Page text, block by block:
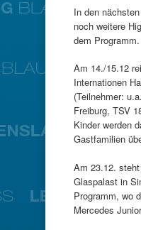
In den
noch weitere
dem Programm.
Am 14./15.12
Internationen
(Teilnehmer:
Freiburg, TSV
Kinder werden
Gastfamilien
Am 23.12.
Glaspalast in
Programm, wo
Mercedes